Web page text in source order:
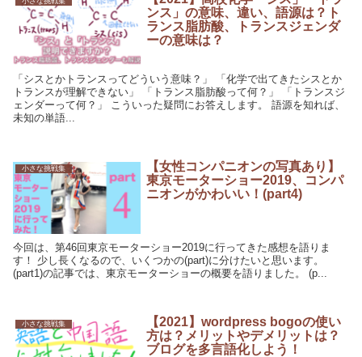
ンス」の意味、違い、語源は？ト
ランス脂肪酸、トランスジェンダ
ーの意味は？
「シスとかトランスってどういう意味？」 「化学で出てきたシスとか
トランスが理解できない」 「トランス脂肪酸って何？」 「トランスジ
ェンダーって何？」 こういった疑問にお答えします。 語源を知れば、
未知の単語...
小さな挑戦集
【女性コンパニオンの写真あり】
東京モーターショー2019、コンパ
ニオンがかわいい！(part4)
今回は、第46回東京モーターショー2019に行ってきた感想を語りま
す！ 少し長くなるので、いくつかの(part)に分けたいと思います。
(part1)の記事では、東京モーターショーの概要を語りました。 (p...
小さな挑戦集
【2021】wordpress bogoの使い
方は？メリットやデメリットは？
ブログを多言語化しよう！